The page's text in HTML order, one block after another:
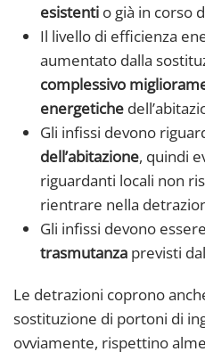
esistenti o già in corso
Il livello di efficienza
aumentato dalla
complessivo
energetiche
Gli infissi devono
dell’abitazione, quindi
riguardanti locali non
rientrare nella
Gli infissi devono essere
trasmutanza previsti
Le detrazioni coprono
sostituzione di portoni di
ovviamente, rispettino